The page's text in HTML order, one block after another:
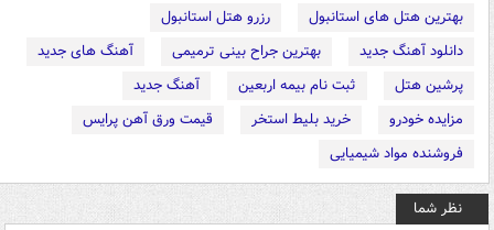
بهترین هتل های استانبول
رزرو هتل استانبول
دانلود آهنگ جدید
بهترین جراح بینی ترمیمی
آهنگ های جدید
پرشین هتل
ثبت نام بیمه اربعین
آهنگ جدید
مزایده خودرو
خرید بلیط استخر
قیمت ورق آهن پرایس
فروشنده مواد شیمیایی
نظر شما